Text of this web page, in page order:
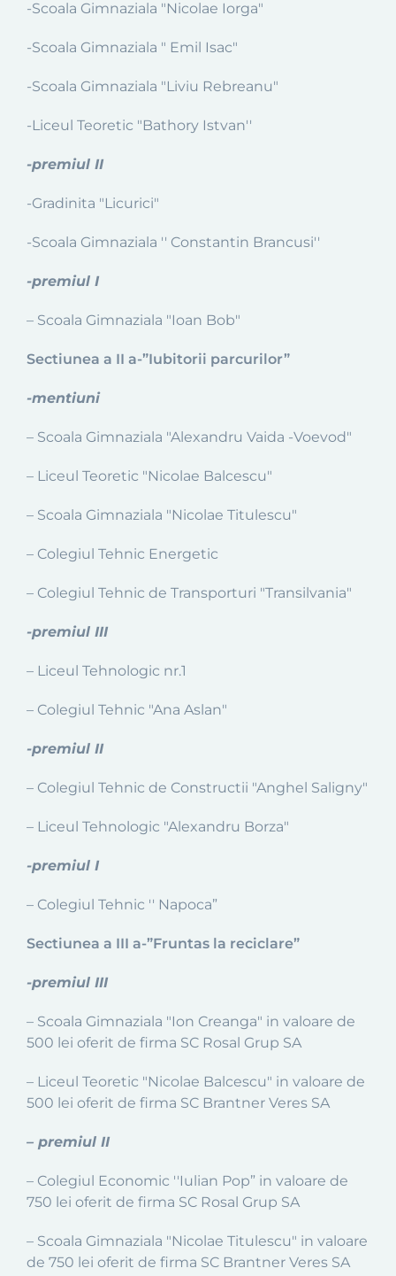
-Scoala Gimnaziala "Nicolae Iorga"
-Scoala Gimnaziala " Emil Isac"
-Scoala Gimnaziala "Liviu Rebreanu"
-Liceul Teoretic "Bathory Istvan''
-premiul II
-Gradinita "Licurici"
-Scoala Gimnaziala '' Constantin Brancusi''
-premiul I
– Scoala Gimnaziala "Ioan Bob"
Sectiunea a II a-”Iubitorii parcurilor”
-mentiuni
– Scoala Gimnaziala "Alexandru Vaida -Voevod"
– Liceul Teoretic "Nicolae Balcescu"
– Scoala Gimnaziala "Nicolae Titulescu"
– Colegiul Tehnic Energetic
– Colegiul Tehnic de Transporturi "Transilvania"
-premiul III
– Liceul Tehnologic nr.1
– Colegiul Tehnic "Ana Aslan"
-premiul II
– Colegiul Tehnic de Constructii "Anghel Saligny"
– Liceul Tehnologic "Alexandru Borza"
-premiul I
– Colegiul Tehnic '' Napoca”
Sectiunea a III a-”Fruntas la reciclare”
-premiul III
– Scoala Gimnaziala "Ion Creanga" in valoare de
500 lei oferit de firma SC Rosal Grup SA
– Liceul Teoretic "Nicolae Balcescu" in valoare de
500 lei oferit de firma SC Brantner Veres SA
– premiul II
– Colegiul Economic ''Iulian Pop” in valoare de
750 lei oferit de firma SC Rosal Grup SA
– Scoala Gimnaziala "Nicolae Titulescu" in valoare
de 750 lei oferit de firma SC Brantner Veres SA